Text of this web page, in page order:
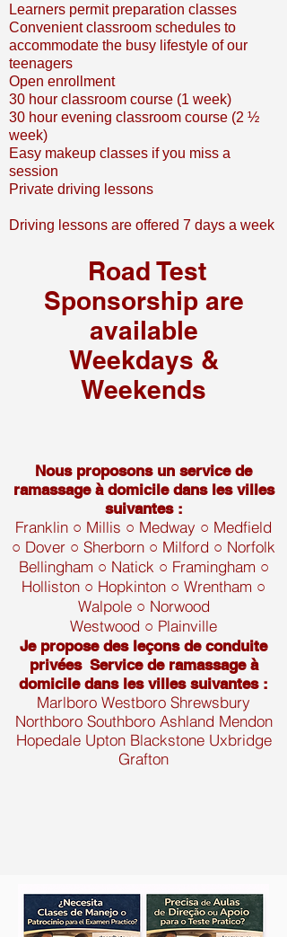
Learners permit preparation classes
Convenient classroom schedules to
accommodate the busy lifestyle of our
teenagers
Open enrollment
30 hour classroom course (1 week)
30 hour evening classroom course (2 ½
week)
Easy makeup classes if you miss a
session
Private driving lessons
Driving lessons are offered 7 days a week
Road Test
Sponsorship are
available
Weekdays &
Weekends
Nous proposons un service de
ramassage à domicile dans les villes
suivantes :
Franklin ○ Millis ○ Medway ○ Medfield
○ Dover ○ Sherborn ○ Milford ○ Norfolk
Bellingham ○ Natick ○ Framingham ○
Holliston ○ Hopkinton ○ Wrentham ○
Walpole ○ Norwood
Westwood ○ Plainville
Je propose des leçons de conduite
privées Service de ramassage à
domicile dans les villes suivantes :
Marlboro Westboro Shrewsbury
Northboro Southboro Ashland Mendon
Hopedale Upton Blackstone Uxbridge
Grafton